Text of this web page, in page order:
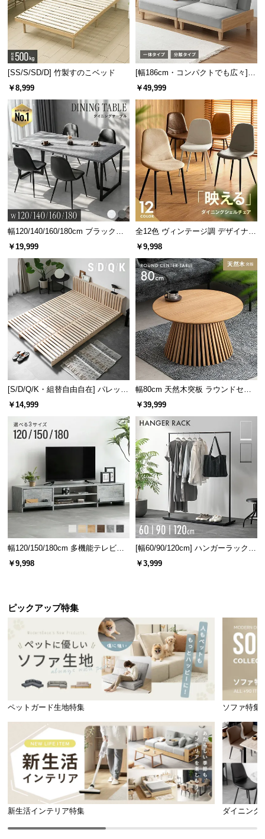
情
[SS/S/SD/D] 竹製すのこベッド
￥8,999
[幅186cm・コンパクトでも広々] 3
人掛けソファベッド リクライニン
￥49,999
幅120/140/160/180cm ブラックフ
レーム ダイニング 大理石調 4人掛
￥19,999
全12色 ヴィンテージ調 デザイナー
ズシェルチェア
￥9,998
[S/D/Q/K・組替自由自在] パレット
ベッド 8/12/16枚セット
￥14,999
幅80cm 天然木突板 ラウンドセン
ターテーブル 美しい格子デザイン
￥39,999
幅120/150/180cm 多機能テレビボ
ード 木目/石目調 オープン収納・
￥9,998
[幅60/90/120cm] ハンガーラック
スチール 4段階高さ調節 サイドフ
￥3,999
ピックアップ特集
ペットガード生地特集 ソファ特集
新生活インテリア特集 ダイニング